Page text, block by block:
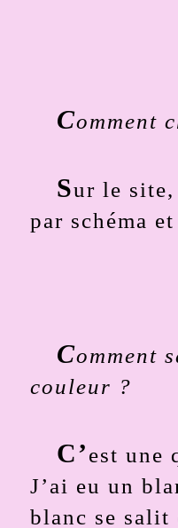
Comment
Sur le
par schéma
Comment
couleur ?
C’est une
J’ai eu un
blanc se